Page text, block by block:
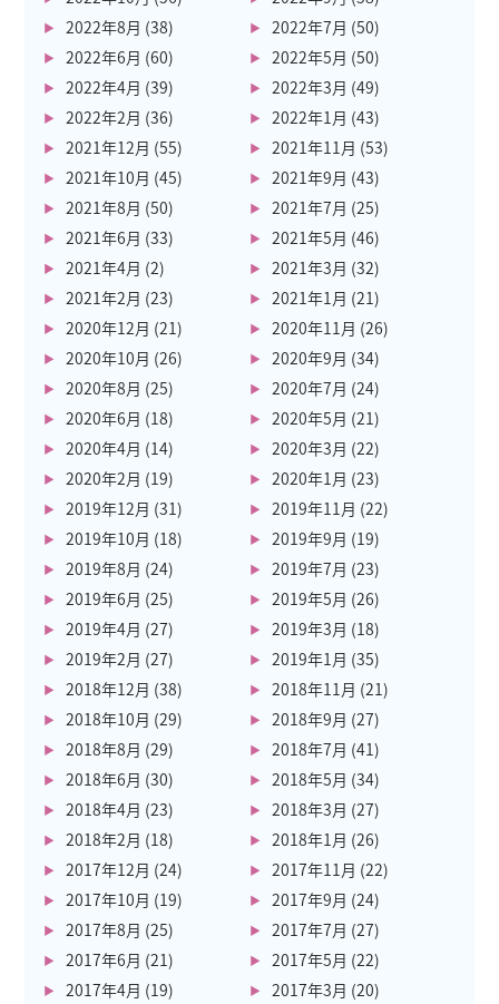
2022年8月 (38) 2022年7月 (50)
2022年6月 (60) 2022年5月 (50)
2022年4月 (39) 2022年3月 (49)
2022年2月 (36) 2022年1月 (43)
2021年12月 (55) 2021年11月 (53)
2021年10月 (45) 2021年9月 (43)
2021年8月 (50) 2021年7月 (25)
2021年6月 (33) 2021年5月 (46)
2021年4月 (2) 2021年3月 (32)
2021年2月 (23) 2021年1月 (21)
2020年12月 (21) 2020年11月 (26)
2020年10月 (26) 2020年9月 (34)
2020年8月 (25) 2020年7月 (24)
2020年6月 (18) 2020年5月 (21)
2020年4月 (14) 2020年3月 (22)
2020年2月 (19) 2020年1月 (23)
2019年12月 (31) 2019年11月 (22)
2019年10月 (18) 2019年9月 (19)
2019年8月 (24) 2019年7月 (23)
2019年6月 (25) 2019年5月 (26)
2019年4月 (27) 2019年3月 (18)
2019年2月 (27) 2019年1月 (35)
2018年12月 (38) 2018年11月 (21)
2018年10月 (29) 2018年9月 (27)
2018年8月 (29) 2018年7月 (41)
2018年6月 (30) 2018年5月 (34)
2018年4月 (23) 2018年3月 (27)
2018年2月 (18) 2018年1月 (26)
2017年12月 (24) 2017年11月 (22)
2017年10月 (19) 2017年9月 (24)
2017年8月 (25) 2017年7月 (27)
2017年6月 (21) 2017年5月 (22)
2017年4月 (19) 2017年3月 (20)